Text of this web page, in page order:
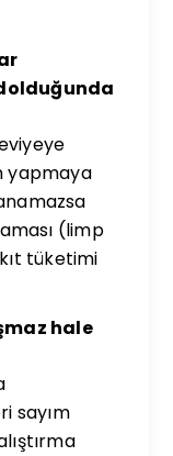
yapmaya
(limp
tüketimi
hale
sayım